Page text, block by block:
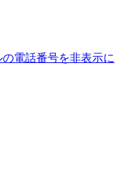
電話番号を非表示に